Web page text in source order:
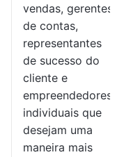
vendas, gerentes
de contas,
representantes
de sucesso do
cliente e
empreendedores
individuais que
desejam uma
maneira mais